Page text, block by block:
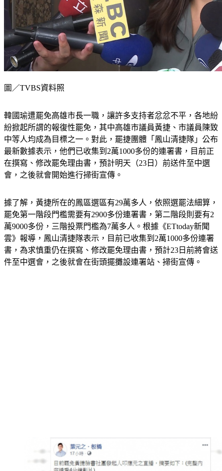
圖／TVBS資料照
韓國瑜遭罷免高雄市長一職，讓許多支持者忿忿不平，各地紛
紛掀起所謂的報復性罷免，其中高雄市議員黃捷、市議員陳致
中等人均成為目標之一。對此，罷捷團體「鳳山清捷隊」公布
最新數據表示，他們已收集到2萬1000多份的連署書，目前正
在撰寫、修改罷免理由書，預計明天（23日）前送件至中選
會，之後就會開始進行掃街宣傳。
據了解，黃捷所在的鳳區選區有29萬多人，依照選罷法細算，
罷免第一階段門檻需要有2900多份連署書，第二階段則要有2
萬9000多份，三階投票門檻為7萬多人。根據《ETtoday新聞
雲》報導，鳳山清捷隊表示，目前已收集到2萬1000多份連署
書，為求慎重仍在撰寫、修改罷免理由書，預計23日前將會送
件至中選會，之後就會在街頭擺攤設連署站、掃街宣傳。